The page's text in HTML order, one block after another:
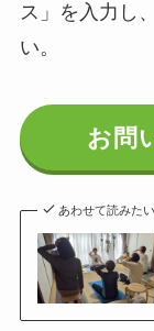
ス」を入力し
い。
お問
あわせて読みたい